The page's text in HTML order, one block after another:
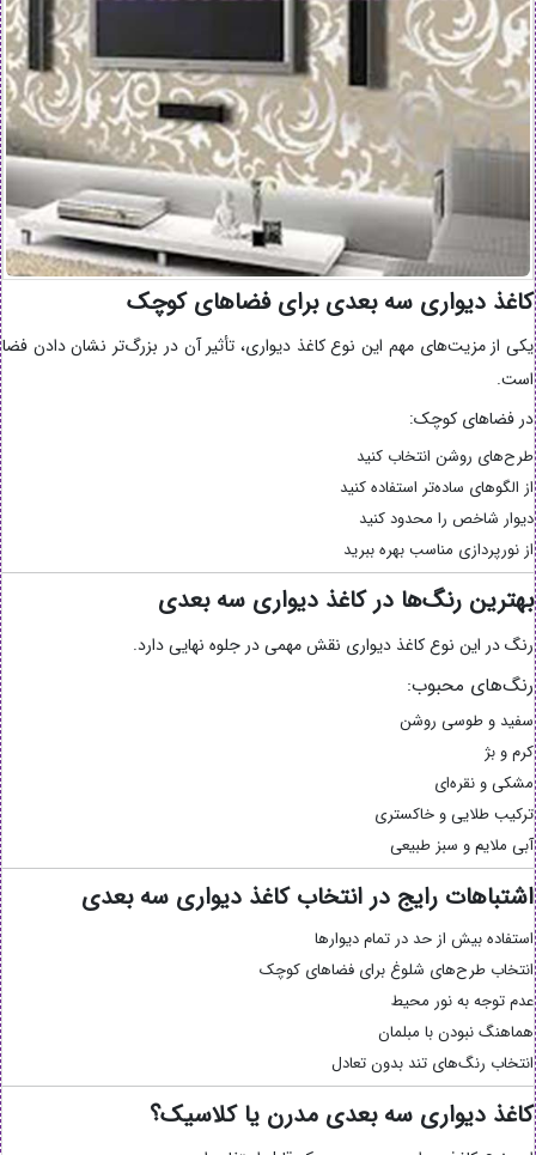
کاغذ دیواری سه بعدی برای فضاهای کوچک
یکی از مزیت‌های مهم این نوع کاغذ دیواری، تأثیر آن در بزرگ‌تر نشان دادن فضا
است.
در فضاهای کوچک:
طرح‌های روشن انتخاب کنید
از الگوهای ساده‌تر استفاده کنید
دیوار شاخص را محدود کنید
از نورپردازی مناسب بهره ببرید
بهترین رنگ‌ها در کاغذ دیواری سه بعدی
رنگ در این نوع کاغذ دیواری نقش مهمی در جلوه نهایی دارد.
رنگ‌های محبوب:
سفید و طوسی روشن
کرم و بژ
مشکی و نقره‌ای
ترکیب طلایی و خاکستری
آبی ملایم و سبز طبیعی
اشتباهات رایج در انتخاب کاغذ دیواری سه بعدی
استفاده بیش از حد در تمام دیوارها
انتخاب طرح‌های شلوغ برای فضاهای کوچک
عدم توجه به نور محیط
هماهنگ نبودن با مبلمان
انتخاب رنگ‌های تند بدون تعادل
کاغذ دیواری سه بعدی مدرن یا کلاسیک؟